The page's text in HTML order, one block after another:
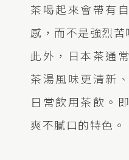
茶喝起來會帶有
感，而不是強烈苦
此外，日本茶通
茶湯風味更清新
日常飲用茶飲。
爽不膩口的特色。